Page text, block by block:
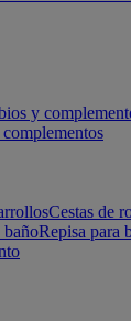
y
Cestas de
bañoRepisa para